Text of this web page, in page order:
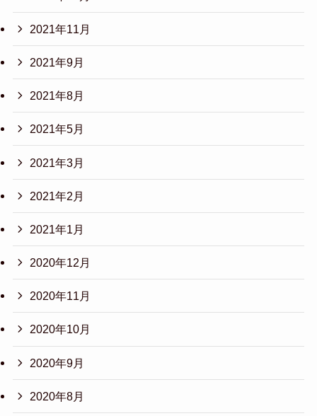
2021年11月
2021年9月
2021年8月
2021年5月
2021年3月
2021年2月
2021年1月
2020年12月
2020年11月
2020年10月
2020年9月
2020年8月